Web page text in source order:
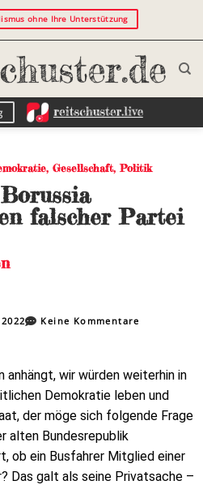
ohne Ihre Unterstützung
, Gesellschaft,Politik
falscher Partei
Keine Kommentare
anhängt, wir würden weiterhin in
Demokratie leben und
der möge sich folgende Frage
alten Bundesrepublik
ob ein Busfahrer Mitglied einer
Das galt als seine Privatsache –